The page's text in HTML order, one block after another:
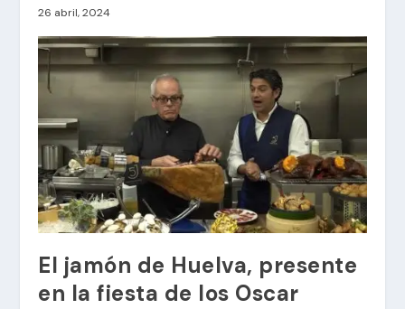
26 abril, 2024
El jamón de Huelva, presente
en la fiesta de los Oscar